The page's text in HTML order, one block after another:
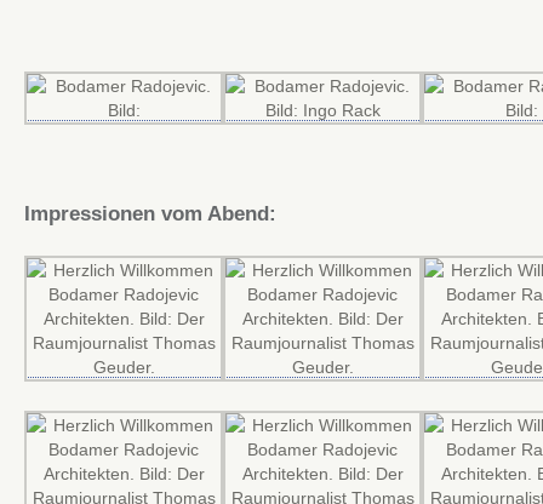
Impressionen vom Abend: